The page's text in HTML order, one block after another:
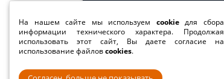
На нашем сайте мы используем cookieдля сбора
информации технического характера. Продолжая
использовать этот сайт, Вы даете согласие на
использование файловcookies.